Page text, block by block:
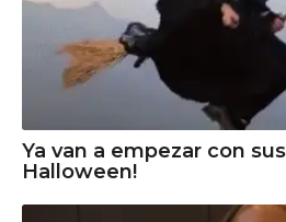
Ya van a empezar con
Halloween!